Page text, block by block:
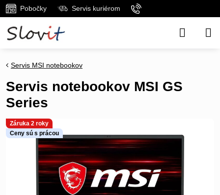
Pobočky Servis kuriérom
Záruka 2 roky
Ceny sú s prácou
Servis MSI notebookov
Servis notebookov MSI GS
Series